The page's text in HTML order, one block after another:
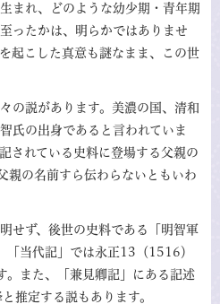
まれ、どのような幼少期・青年期
ったかは、明らかではありませ
起こした真意も謎なまま、この世
の説があります。美濃の国、清和
氏の出身であると言われていま
されている史料に登場する父親の
親の名前すら伝わらないともいわ
せず、後世の史料である「明智軍
当代記」では永正13（1516）
。また、「兼見卿記」にある記述
推定する説もあります。